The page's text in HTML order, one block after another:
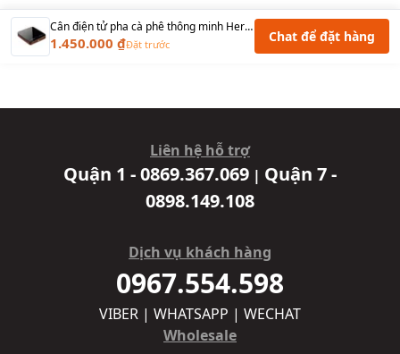
Cân điện tử pha cà phê thông minh Hero DZC-4A, Ốp viền gỗ Walnut - Điều chỉnh 5 chế độ - 2500mAH
1.450.000 ₫Đặt trước Chat để đặt hàng
Liên hệ hỗ trợ
Quận 1 - 0869.367.069 | Quận 7 -
0898.149.108
Dịch vụ khách hàng
0967.554.598
VIBER | WHATSAPP | WECHAT
Wholesale